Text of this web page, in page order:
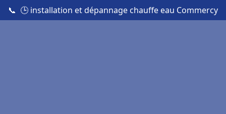
📞 🕒 installation et dépannage chauffe eau Commercy